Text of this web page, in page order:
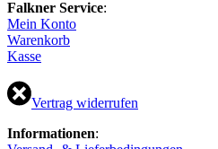
Falkner Service:
Mein Konto
Warenkorb
Kasse
Vertrag widerrufen
Informationen: